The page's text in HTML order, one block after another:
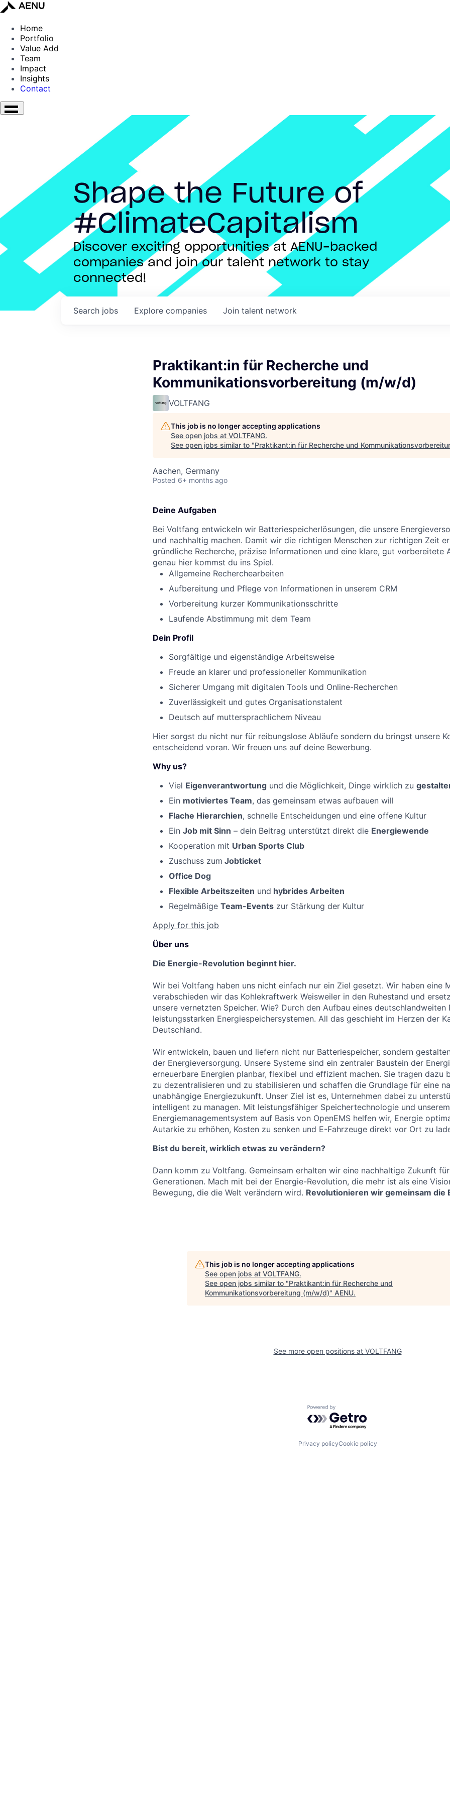
Home
Portfolio
Value Add
Team
Impact
Insights
Contact
Shape the Future of
#ClimateCapitalism
Discover exciting opportunities at AENU-backed
companies and join our talent network to stay
connected!
Search jobs Explore companies Join talent network
Praktikant:in für Recherche und
Kommunikationsvorbereitung (m/w/d)
VOLTFANG
This job is no longer accepting applications
See open jobs at VOLTFANG.
See open jobs similar to "Praktikant:in für Recherche und
Aachen, Germany
Posted 6+ months ago
Deine Aufgaben
Bei Voltfang entwickeln wir Batteriespeicherlösungen, die unsere
und nachhaltig machen. Damit wir die richtigen Menschen zur richtigen Zeit
gründliche Recherche, präzise Informationen und eine klare, gut vorbereitete
genau hier kommst du ins Spiel.
Allgemeine Recherchearbeiten
Aufbereitung und Pflege von Informationen in unserem CRM
Vorbereitung kurzer Kommunikationsschritte
Laufende Abstimmung mit dem Team
Dein Profil
Sorgfältige und eigenständige Arbeitsweise
Freude an klarer und professioneller Kommunikation
Sicherer Umgang mit digitalen Tools und Online-Recherchen
Zuverlässigkeit und gutes Organisationstalent
Deutsch auf muttersprachlichem Niveau
Hier sorgst du nicht nur für reibungslose Abläufe sondern du bringst unsere
entscheidend voran. Wir freuen uns auf deine Bewerbung.
Why us?
Viel Eigenverantwortung und die Möglichkeit, Dinge wirklich zu
Ein motiviertes Team, das gemeinsam etwas aufbauen will
Flache Hierarchien, schnelle Entscheidungen und eine offene Kultur
Ein Job mit Sinn – dein Beitrag unterstützt direkt die Energiewende
Kooperation mit Urban Sports Club
Zuschuss zum Jobticket
Office Dog
Flexible Arbeitszeiten und hybrides Arbeiten
Regelmäßige Team-Events zur Stärkung der Kultur
Apply for this job
Über uns
Die Energie-Revolution beginnt hier.
Wir bei Voltfang haben uns nicht einfach nur ein Ziel gesetzt. Wir haben eine
verabschieden wir das Kohlekraftwerk Weisweiler in den Ruhestand und
unsere vernetzten Speicher. Wie? Durch den Aufbau eines deutschlandweiten
leistungsstarken Energiespeichersystemen. All das geschieht im Herzen der
Deutschland.
Wir entwickeln, bauen und liefern nicht nur Batteriespeicher, sondern
der Energieversorgung. Unsere Systeme sind ein zentraler Baustein der
erneuerbare Energien planbar, flexibel und effizient machen. Sie tragen dazu
zu dezentralisieren und zu stabilisieren und schaffen die Grundlage für eine
unabhängige Energiezukunft. Unser Ziel ist es, Unternehmen dabei zu
intelligent zu managen. Mit leistungsfähiger Speichertechnologie und
Energiemanagementsystem auf Basis von OpenEMS helfen wir, Energie
Autarkie zu erhöhen, Kosten zu senken und E-Fahrzeuge direkt vor Ort zu
Bist du bereit, wirklich etwas zu verändern?
Dann komm zu Voltfang. Gemeinsam erhalten wir eine nachhaltige Zukunft
Generationen. Mach mit bei der Energie-Revolution, die mehr ist als eine
Bewegung, die die Welt verändern wird. Revolutionieren wir gemeinsam die
This job is no longer accepting applications
See open jobs at VOLTFANG.
See open jobs similar to "Praktikant:in für Recherche und
Kommunikationsvorbereitung (m/w/d)" AENU.
See more open positions at VOLTFANG
Powered by Getro.com
Privacy policyCookie policy